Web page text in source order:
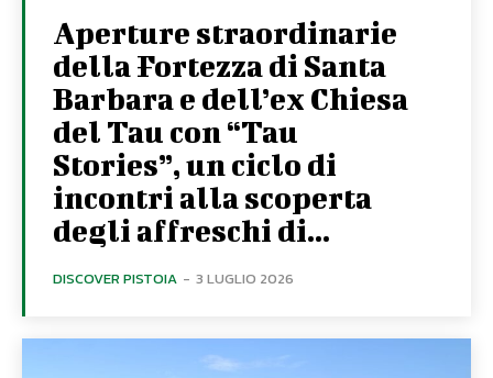
Aperture straordinarie
della Fortezza di Santa
Barbara e dell’ex Chiesa
del Tau con “Tau
Stories”, un ciclo di
incontri alla scoperta
degli affreschi di...
DISCOVER PISTOIA - 3 LUGLIO 2026